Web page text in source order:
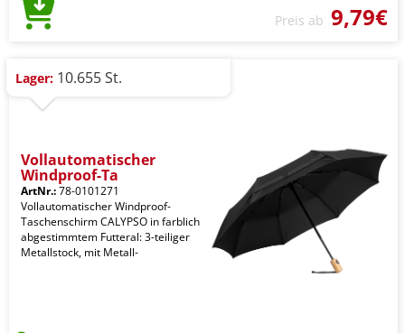
Preis ab 9,79€
Lager: 10.655 St.
Vollautomatischer
Windproof-Ta
ArtNr.:78-0101271
Vollautomatischer Windproof-
Taschenschirm CALYPSO in farblich
abgestimmtem Futteral: 3-teiliger
Metallstock, mit Metall-